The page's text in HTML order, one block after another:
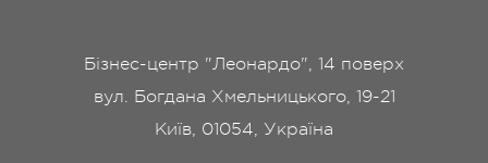
Бізнес-центр "Леонардо", 14 поверх
вул. Богдана Хмельницького, 19-21
Київ, 01054, Україна